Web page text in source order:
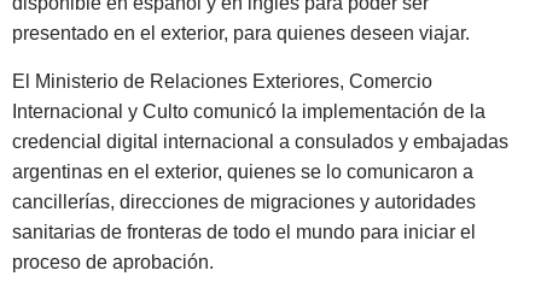
presentado en el exterior, para quienes deseen viajar.
El Ministerio de Relaciones Exteriores, Comercio
Internacional y Culto comunicó la implementación de la
credencial digital internacional a consulados y embajadas
argentinas en el exterior, quienes se lo comunicaron a
cancillerías, direcciones de migraciones y autoridades
sanitarias de fronteras de todo el mundo para iniciar el
proceso de aprobación.